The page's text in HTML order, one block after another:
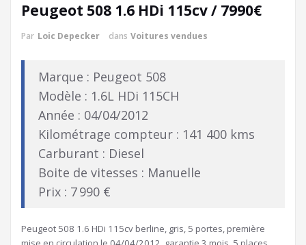
Peugeot 508 1.6 HDi 115cv / 7990€
Par Loic Depecker dans Voitures vendues
Marque : Peugeot 508
Modèle : 1.6L HDi 115CH
Année : 04/04/2012
Kilométrage compteur : 141 400 kms
Carburant : Diesel
Boite de vitesses : Manuelle
Prix : 7 990 €
Peugeot 508 1.6 HDi 115cv berline, gris, 5 portes, première